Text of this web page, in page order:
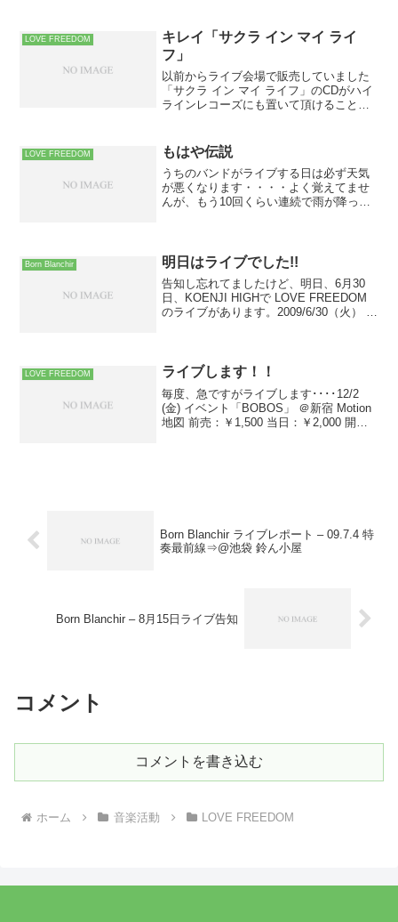
LOVE FREEDOM
キレイ「サクラ イン マイ ライ
フ」
以前からライブ会場で販売していました
「サクラ イン マイ ライフ」のCDがハイ
ラインレコーズにも置いて頂けることに
い！！攻殻機動隊 STAND ALONE
COMPLE...
LOVE FREEDOM もはや伝説
うちのバンドがライブする日は必ず天気
が悪くなります・・・・よく覚えてませ
んが、もう10回くらい連続で雨が降って
れがメンバーが一人...
Born Blanchir 明日はライブでした!!
告知し忘れてましたけど、明日、6月30
日、KOENJI HIGHで LOVE FREEDOM
のライブがあります。2009/6/30（火） ＠
LOVE FREEDOM ライブします！！
毎度、急ですがライブします････12/2
(金) イベント「BOBOS」 ＠新宿 Motion
地図 前売：￥1,500 当日：￥2,000 開
Born Blanchir ライブレポート – 09.7.4 特
奏最前線⇒@池袋 鈴ん小屋
Born Blanchir – 8月15日ライブ告知
コメント
コメントを書き込む
ホーム 音楽活動 LOVE FREEDOM